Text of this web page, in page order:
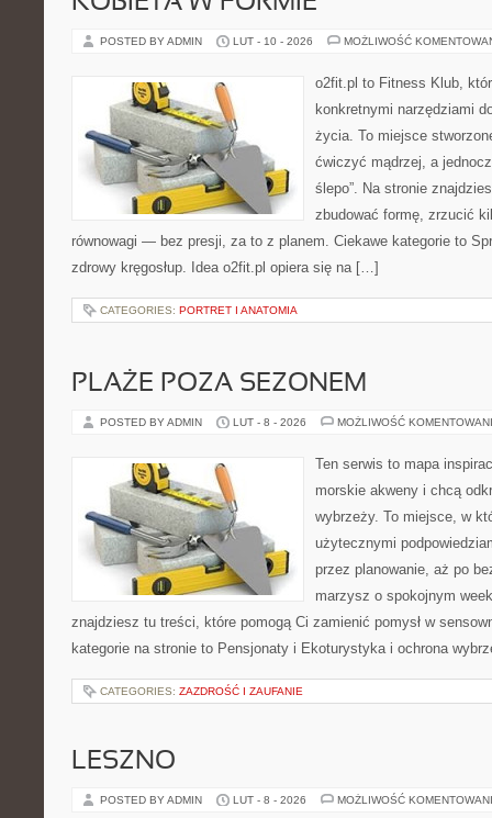
POSTED BY ADMIN LUT - 10 - 2026 MOŻLIWOŚĆ
o2fit.pl to Fitness Klub,
konkretnymi narzędziami
życia. To miejsce
ćwiczyć mądrzej, a
ślepo”. Na stronie
zbudować formę, zrzucić
równowagi — bez presji, za to z planem. Ciekawe kategorie to
zdrowy kręgosłup. Idea o2fit.pl opiera się na […]
CATEGORIES: PORTRET I ANATOMIA
PLAŻE POZA SEZONEM
POSTED BY ADMIN LUT - 8 - 2026 MOŻLIWOŚĆ
Ten serwis to mapa
morskie akweny i chcą
wybrzeży. To miejsce, w
użytecznymi
przez planowanie, aż po
marzysz o spokojnym
znajdziesz tu treści, które pomogą Ci zamienić pomysł w
kategorie na stronie to Pensjonaty i Ekoturystyka i ochrona
CATEGORIES: ZAZDROŚĆ I ZAUFANIE
LESZNO
POSTED BY ADMIN LUT - 8 - 2026 MOŻLIWOŚĆ